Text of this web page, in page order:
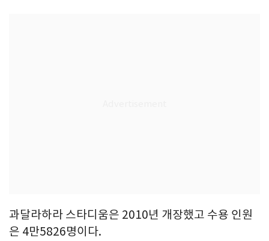
과달라하라 스타디움은 2010년 개장했고 수용 인원
은 4만5826명이다.